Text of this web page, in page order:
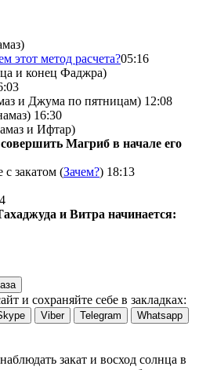
этот метод расчета?05:16
и конец Фаджра)
и Джума по пятницам) 12:08
16:30
и Ифтар)
Магриб в начале его
с закатом (Зачем?) 18:13
и Витра начинается:
и сохраняйте себе в закладках:
Viber Telegram
Whatsapp
закат и восход солнца в